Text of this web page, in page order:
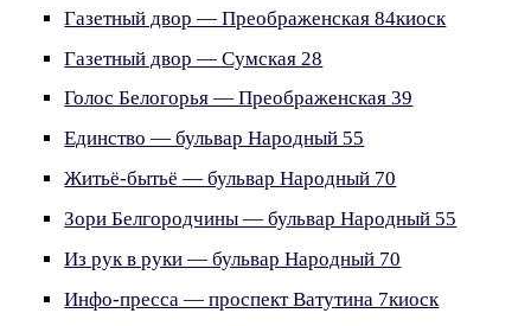
Газетный двор — Преображенская 84киоск
Газетный двор — Сумская 28
Голос Белогорья — Преображенская 39
Единство — бульвар Народный 55
Житьё-бытьё — бульвар Народный 70
Зори Белгородчины — бульвар Народный 55
Из рук в руки — бульвар Народный 70
Инфо-пресса — проспект Ватутина 7киоск